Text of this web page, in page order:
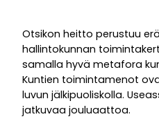
Otsikon heitto perustuu
hallintokunnan
samalla hyvä metafora
Kuntien toimintamenot
luvun jälkipuoliskolla.
jatkuvaa jouluaattoa.